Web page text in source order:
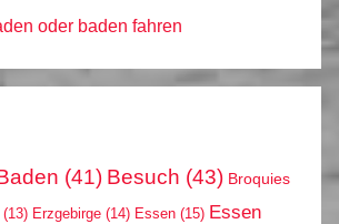
oder baden fahren
(41) Besuch (43) Broquies
(13) Erzgebirge (14) Essen (15) Essen